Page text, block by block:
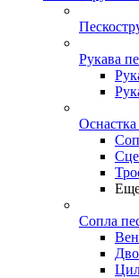
Рукава
Сопла